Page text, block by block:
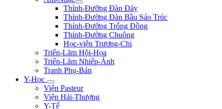
Thính-Đường Đàn Đáy
Thính-Đường Đàn Bầu Sáo Trúc
Thính-Đường Trống Đồng
Thính-Đường Chuông
Học-viện Trương-Chi
Triển-Lãm Hội-Họa
Triển-Lãm Nhiếp-Ảnh
Tranh Phụ-Bản
Y-Học
Viện Pasteur
Viện Hải-Thượng
Y-Tế